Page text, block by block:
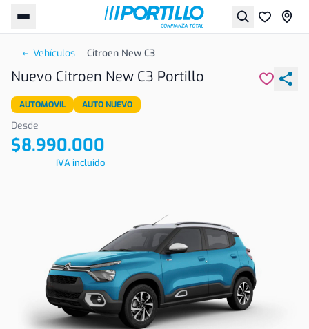
Vehículos Citroen New C3
Nuevo Citroen New C3 Portillo
AUTOMOVIL AUTO NUEVO
Desde
$8.990.000
IVA incluido